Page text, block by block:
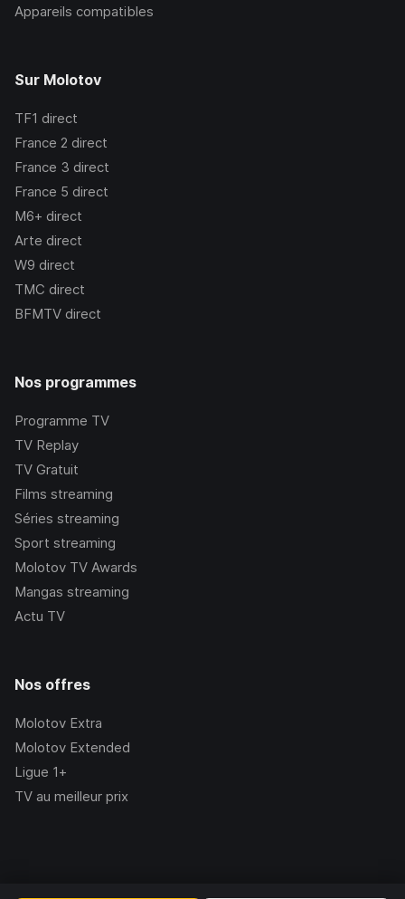
Appareils compatibles
Sur Molotov
TF1 direct
France 2 direct
France 3 direct
France 5 direct
M6+ direct
Arte direct
W9 direct
TMC direct
BFMTV direct
Nos programmes
Programme TV
TV Replay
TV Gratuit
Films streaming
Séries streaming
Sport streaming
Molotov TV Awards
Mangas streaming
Actu TV
Nos offres
Molotov Extra
Molotov Extended
Ligue 1+
TV au meilleur prix